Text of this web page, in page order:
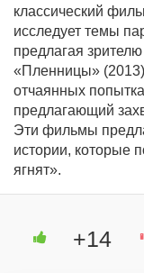
классический
исследует темы
предлагая
«Пленницы»
отчаянных
предлагающий
Эти фильмы
истории, которые
ягнят».
+14